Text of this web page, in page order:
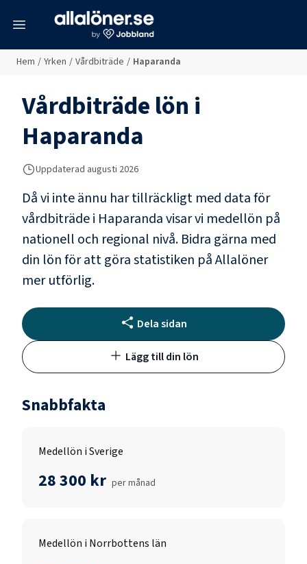
Hem / Yrken / Vårdbiträde / Haparanda
Vårdbiträdelön i
Haparanda
Uppdaterad augusti 2026
Då vi inte ännu har tillräckligt med data för
vårdbiträdei Haparandavisar vi medellön på
nationell och regional nivå. Bidra gärna med
din lön för att göra statistiken på Allalöner
mer utförlig.
Dela sidan
Lägg till din lön
Snabbfakta
Medellön i Sverige
28 300 kr per månad
Medellön i Norrbottens län